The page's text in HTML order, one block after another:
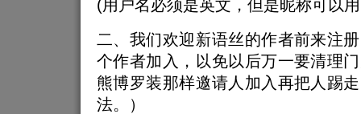
(用户名必须是英文，但是昵称可以
二、我们欢迎新语丝的作者前来注
个作者加入，以免以后万一要清理
熊博罗装那样邀请人加入再把人踢
法。）